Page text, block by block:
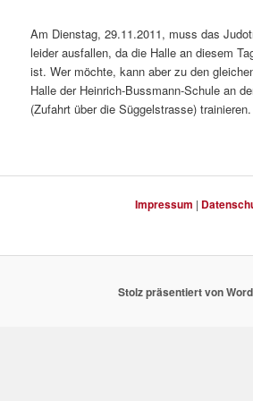
Am Dienstag, 29.11.2011, muss das
leider ausfallen, da die Halle an diesem
ist. Wer möchte, kann aber zu den
Halle der Heinrich-Bussmann-Schule an
(Zufahrt über die Süggelstrasse) trainieren.
Impressum |
Stolz präsentiert von